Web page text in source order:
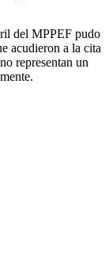
del MPPEF pudo
acudieron a la cita
representan un